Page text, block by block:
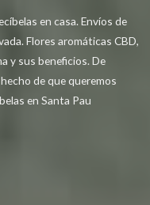
en casa. Envíos de
Flores aromáticas CBD,
y sus beneficios. De
de que queremos
en Santa Pau